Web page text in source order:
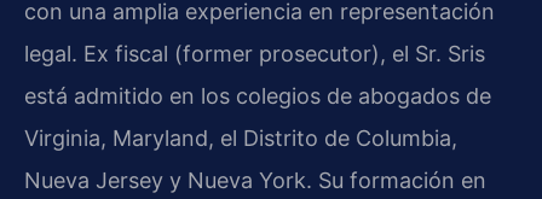
con una amplia experiencia en representación
legal. Ex fiscal (former prosecutor), el Sr. Sris
está admitido en los colegios de abogados de
Virginia, Maryland, el Distrito de Columbia,
Nueva Jersey y Nueva York. Su formación en